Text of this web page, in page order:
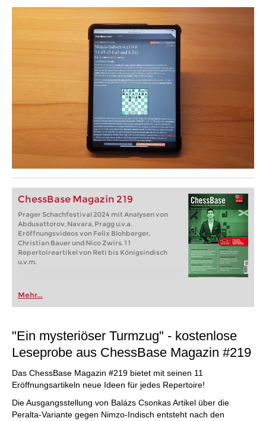
ChessBase Magazin 219
Prager Schachfestival 2024 mit Analysen von
Abdusattorov, Navara, Pragg u.v.a.
Eröffnungsvideos von Felix Blohberger,
Christian Bauer und Nico Zwirs. 11
Repertoireartikel von Reti bis Königsindisch
u.v.m.
Mehr...
"Ein mysteriöser Turmzug" - kostenlose
Leseprobe aus ChessBase Magazin #219
Das ChessBase Magazin #219 bietet mit seinen 11
Eröffnungsartikeln neue Ideen für jedes Repertoire!
Die Ausgangsstellung von Balázs Csonkas Artikel über die
Peralta-Variante gegen Nimzo-Indisch entsteht nach den